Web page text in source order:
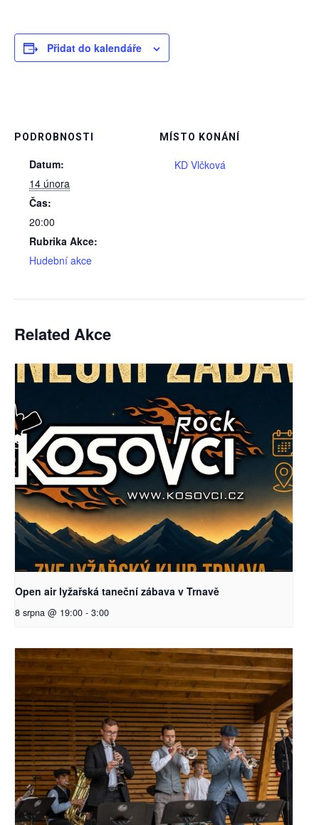
Přidat do kalendáře
PODROBNOSTI
Datum:
14 února
Čas:
20:00
Rubrika Akce:
Hudební akce
MÍSTO KONÁNÍ
KD Vlčková
Related Akce
Open air lyžařská taneční zábava v Trnavě
8 srpna @ 19:00 - 3:00